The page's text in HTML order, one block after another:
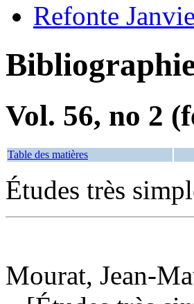
Refonte
Vol. 56, no 2
Table des matières
Études très
Mourat, Jean-